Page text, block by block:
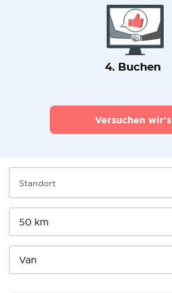
4. Buchen
Versuchen wir's